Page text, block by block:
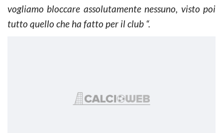
vogliamo bloccare assolutamente nessuno, visto poi
tutto quello che ha fatto per il club “.